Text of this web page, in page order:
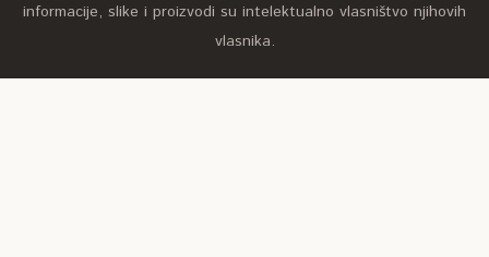
informacije, slike i proizvodi su intelektualno vlasništvo njihovih
vlasnika.